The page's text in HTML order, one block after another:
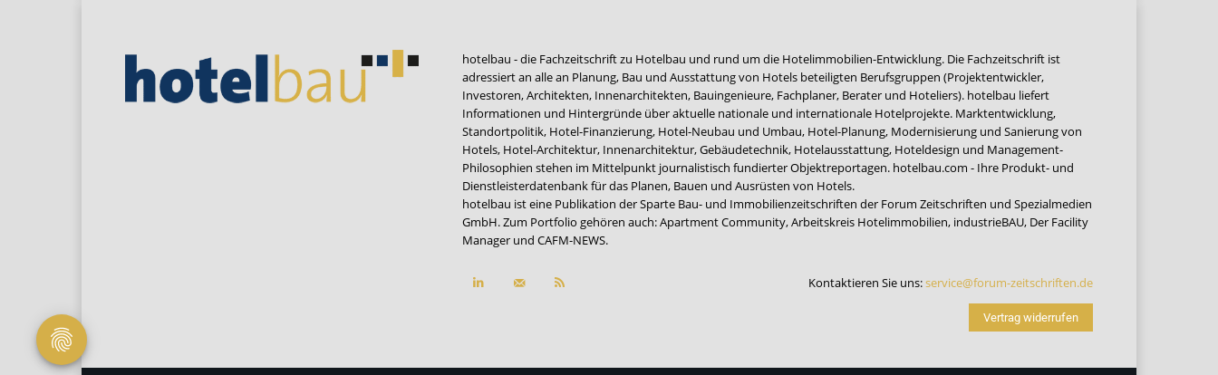
hotelbau - die Fachzeitschrift zu Hotelbau und rund um die Hotelimmobilien-Entwicklung. Die Fachzeitschrift ist
adressiert an alle an Planung, Bau und Ausstattung von Hotels beteiligten Berufsgruppen (Projektentwickler,
Investoren, Architekten, Innenarchitekten, Bauingenieure, Fachplaner, Berater und Hoteliers). hotelbau liefert
Informationen und Hintergründe über aktuelle nationale und internationale Hotelprojekte. Marktentwicklung,
Standortpolitik, Hotel-Finanzierung, Hotel-Neubau und Umbau, Hotel-Planung, Modernisierung und Sanierung von
Hotels, Hotel-Architektur, Innenarchitektur, Gebäudetechnik, Hotelausstattung, Hoteldesign und Management-
Philosophien stehen im Mittelpunkt journalistisch fundierter Objektreportagen. hotelbau.com - Ihre Produkt- und
Dienstleisterdatenbank für das Planen, Bauen und Ausrüsten von Hotels.
hotelbau ist eine Publikation der Sparte Bau- und Immobilienzeitschriften der Forum Zeitschriften und Spezialmedien
GmbH. Zum Portfolio gehören auch:Apartment Community,Arbeitskreis Hotelimmobilien, industrieBAU, Der Facility
Manager und CAFM-NEWS.
Kontaktieren Sie uns:service@forum-zeitschriften.de
Vertrag widerrufen